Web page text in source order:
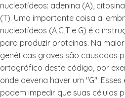
nucleotídeos: adenina (A),
(T). Uma importante coisa a
nucleotídeos (A,C,T e G) é a
para produzir proteínas. Na
genéticas graves são causadas
ortográfico deste código, por
onde deveria haver um "G".
podem impedir que suas células